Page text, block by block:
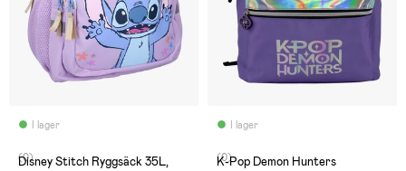
I lager
(0)
Disney Stitch Ryggsäck 35L,
I lager
(0)
K-Pop Demon Hunters